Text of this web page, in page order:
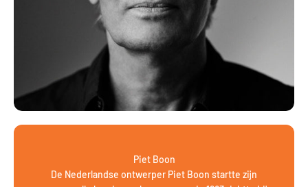
Piet Boon
De Nederlandse ontwerper Piet Boon startte zijn